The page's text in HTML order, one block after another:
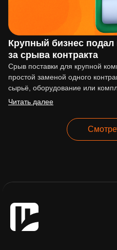
Крупный бизнес подал
за срыва контракта
Срыв поставки для крупной
простой заменой одного
сырьё, оборудование или
вовремя, последствия могут…
Читать далее